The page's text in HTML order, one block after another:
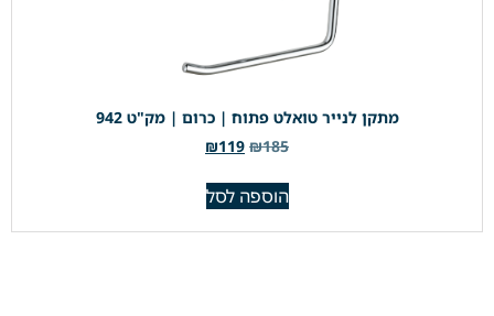
מתקן לנייר טואלט פתוח | כרום | מק"ט 942
₪185
₪119
הוספה לסל